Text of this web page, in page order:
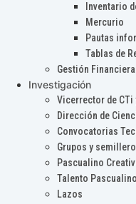
Inventario
Mercurio
Pautas
Tablas de
Gestión Financiera
Investigación
Vicerrector de CTi
Dirección de
Convocatorias
Grupos y
Pascualino
Talento Pascualino
Lazos